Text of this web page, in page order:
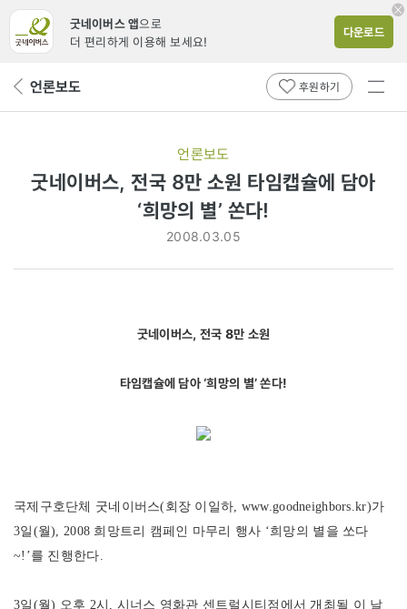
굿네이버스 앱으로
더 편리하게 이용해 보세요!
다운로드
뒤 언론보도 후원하기
전체
언론보도
굿네이버스, 전국 8만 소원 타임캡슐에 담아
‘희망의 별’ 쏜다!
2008.03.05
굿네이버스, 전국 8만 소원
타임캡슐에 담아 ‘희망의 별’ 쏜다!
국제구호단체 굿네이버스(회장 이일하, www.goodneighbors.kr)가
3일(월), 2008 희망트리 캠페인 마무리 행사 ‘희망의 별을 쏘다
~!’를 진행한다.
3일(월) 오후 2시, 시너스 영화관 센트럴시티점에서 개최될 이 날